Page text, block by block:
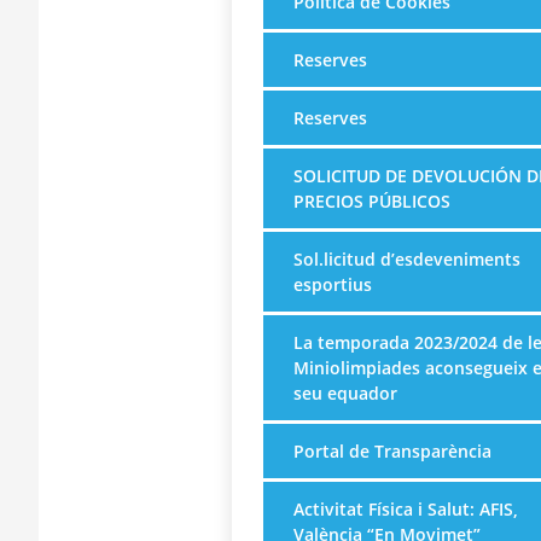
Reserves
Reserves
SOLICITUD DE DEVOLUCIÓN
PRECIOS PÚBLICOS
Sol.licitud d’esdeveniments
esportius
La temporada 2023/2024 de
Miniolimpiades aconsegueix
seu equador
Portal de Transparència
Activitat Física i Salut: AFIS,
València “En Movimet”